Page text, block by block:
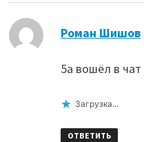
Роман Шишов:
5а вошёл в чат
Загрузка...
ОТВЕТИТЬ